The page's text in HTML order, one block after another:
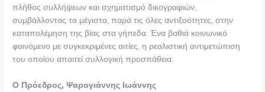
πλήθος συλλήψεων και σχηματισμό δικογραφιών,
συμβάλλοντας τα μέγιστα, παρά τις όλες αντιξοότητες, στην
καταπολέμηση της βίας στα γήπεδα. Ένα βαθιά κοινωνικό
φαινόμενο με συγκεκριμένες αιτίες, η ρεαλιστική αντιμετώπιση
του οποίου απαιτεί συλλογική προσπάθεια.
Ο Πρόεδρος, Ψαρογιάννης Ιωάννης